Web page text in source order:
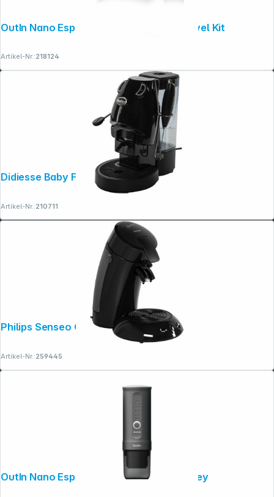
OutIn Nano Espressomaschine Grün Travel Kit
Artikel-Nr.:218124
Didiesse Baby Frog Coffee & Tea nero
Artikel-Nr.:210711
Philips Senseo Original HD6553/67
Artikel-Nr.:259445
OutIn Nano Espressomaschine Space Grey